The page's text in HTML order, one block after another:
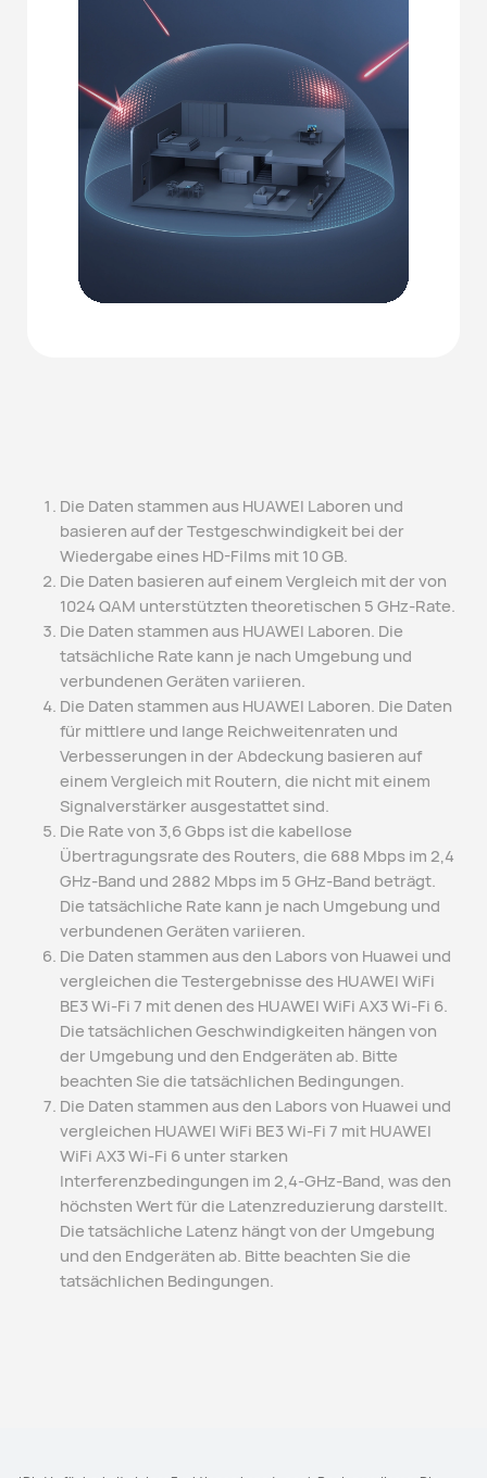
Die Daten stammen aus HUAWEI Laboren und
basieren auf der Testgeschwindigkeit bei der
Wiedergabe eines HD-Films mit 10 GB.
Die Daten basieren auf einem Vergleich mit der von
1024 QAM unterstützten theoretischen 5 GHz-Rate.
Die Daten stammen aus HUAWEI Laboren. Die
tatsächliche Rate kann je nach Umgebung und
verbundenen Geräten variieren.
Die Daten stammen aus HUAWEI Laboren. Die Daten
für mittlere und lange Reichweitenraten und
Verbesserungen in der Abdeckung basieren auf
einem Vergleich mit Routern, die nicht mit einem
Signalverstärker ausgestattet sind.
Die Rate von 3,6 Gbps ist die kabellose
Übertragungsrate des Routers, die 688 Mbps im 2,4
GHz-Band und 2882 Mbps im 5 GHz-Band beträgt.
Die tatsächliche Rate kann je nach Umgebung und
verbundenen Geräten variieren.
Die Daten stammen aus den Labors von Huawei und
vergleichen die Testergebnisse des HUAWEI WiFi
BE3 Wi-Fi 7 mit denen des HUAWEI WiFi AX3 Wi-Fi 6.
Die tatsächlichen Geschwindigkeiten hängen von
der Umgebung und den Endgeräten ab. Bitte
beachten Sie die tatsächlichen Bedingungen.
Die Daten stammen aus den Labors von Huawei und
vergleichen HUAWEI WiFi BE3 Wi-Fi 7 mit HUAWEI
WiFi AX3 Wi-Fi 6 unter starken
Interferenzbedingungen im 2,4-GHz-Band, was den
höchsten Wert für die Latenzreduzierung darstellt.
Die tatsächliche Latenz hängt von der Umgebung
und den Endgeräten ab. Bitte beachten Sie die
tatsächlichen Bedingungen.